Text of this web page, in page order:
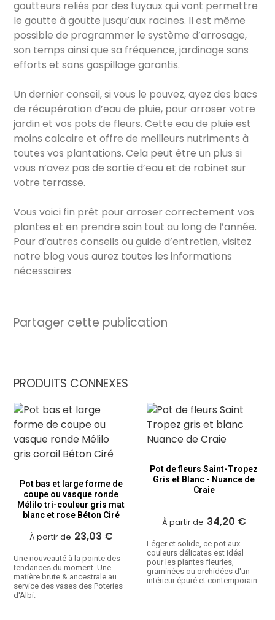
goutteurs reliés par des tuyaux qui vont permettre
le goutte à goutte jusqu’aux racines. Il est même
possible de programmer le système d’arrosage,
son temps ainsi que sa fréquence, jardinage sans
efforts et sans gaspillage garantis.
Un dernier conseil, si vous le pouvez, ayez des bacs
de récupération d’eau de pluie, pour arroser votre
jardin et vos pots de fleurs. Cette eau de pluie est
moins calcaire et offre de meilleurs nutriments à
toutes vos plantations. Cela peut être un plus si
vous n’avez pas de sortie d’eau et de robinet sur
votre terrasse.
Vous voici fin prêt pour arroser correctement vos
plantes et en prendre soin tout au long de l’année.
Pour d’autres conseils ou guide d’entretien, visitez
notre blog vous aurez toutes les informations
nécessaires
Partager cette publication
PRODUITS CONNEXES
Pot bas et large forme de
coupe ou vasque ronde
Mélilo tri-couleur gris mat
blanc et rose Béton Ciré
À partir de 23,03 €
Une nouveauté à la pointe des
tendances du moment. Une
matière brute & ancestrale au
service des vases des Poteries
d'Albi.
Pot de fleurs Saint-Tropez
Gris et Blanc - Nuance de
Craie
À partir de 34,20 €
Léger et solide, ce pot aux
couleurs délicates est idéal
pour les plantes fleuries,
graminées ou orchidées d'un
intérieur épuré et contemporain.